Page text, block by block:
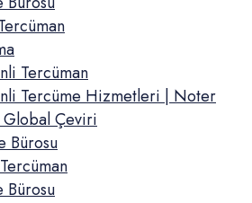
Tercüman
Tercüme Hizmetleri | Noter
Çeviri
Bürosu
Bürosu